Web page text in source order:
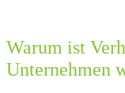
Warum ist
Unternehmen